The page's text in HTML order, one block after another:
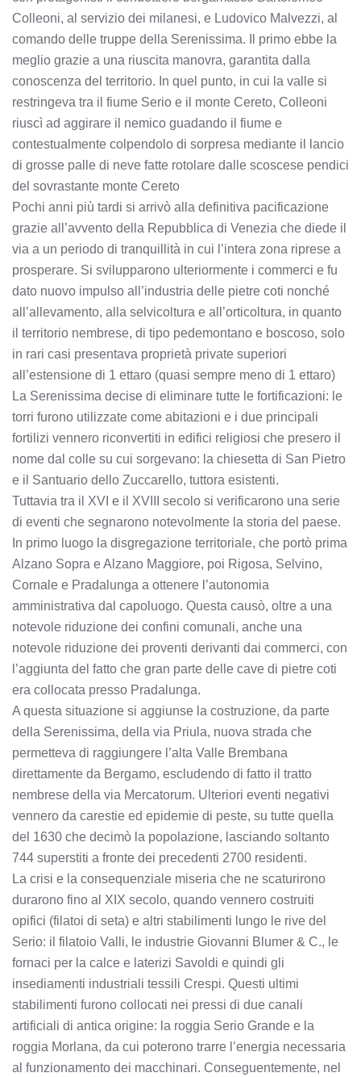
Colleoni, al servizio dei milanesi, e Ludovico Malvezzi, al
comando delle truppe della Serenissima. Il primo ebbe la
meglio grazie a una riuscita manovra, garantita dalla
conoscenza del territorio. In quel punto, in cui la valle si
restringeva tra il fiume Serio e il monte Cereto, Colleoni
riuscì ad aggirare il nemico guadando il fiume e
contestualmente colpendolo di sorpresa mediante il lancio
di grosse palle di neve fatte rotolare dalle scoscese pendici
del sovrastante monte Cereto
Pochi anni più tardi si arrivò alla definitiva pacificazione
grazie all’avvento della Repubblica di Venezia che diede il
via a un periodo di tranquillità in cui l’intera zona riprese a
prosperare. Si svilupparono ulteriormente i commerci e fu
dato nuovo impulso all’industria delle pietre coti nonché
all’allevamento, alla selvicoltura e all’orticoltura, in quanto
il territorio nembrese, di tipo pedemontano e boscoso, solo
in rari casi presentava proprietà private superiori
all’estensione di 1 ettaro (quasi sempre meno di 1 ettaro)
La Serenissima decise di eliminare tutte le fortificazioni: le
torri furono utilizzate come abitazioni e i due principali
fortilizi vennero riconvertiti in edifici religiosi che presero il
nome dal colle su cui sorgevano: la chiesetta di San Pietro
e il Santuario dello Zuccarello, tuttora esistenti.
Tuttavia tra il XVI e il XVIII secolo si verificarono una serie
di eventi che segnarono notevolmente la storia del paese.
In primo luogo la disgregazione territoriale, che portò prima
Alzano Sopra e Alzano Maggiore, poi Rigosa, Selvino,
Cornale e Pradalunga a ottenere l’autonomia
amministrativa dal capoluogo. Questa causò, oltre a una
notevole riduzione dei confini comunali, anche una
notevole riduzione dei proventi derivanti dai commerci, con
l’aggiunta del fatto che gran parte delle cave di pietre coti
era collocata presso Pradalunga.
A questa situazione si aggiunse la costruzione, da parte
della Serenissima, della via Priula, nuova strada che
permetteva di raggiungere l’alta Valle Brembana
direttamente da Bergamo, escludendo di fatto il tratto
nembrese della via Mercatorum. Ulteriori eventi negativi
vennero da carestie ed epidemie di peste, su tutte quella
del 1630 che decimò la popolazione, lasciando soltanto
744 superstiti a fronte dei precedenti 2700 residenti.
La crisi e la consequenziale miseria che ne scaturirono
durarono fino al XIX secolo, quando vennero costruiti
opifici (filatoi di seta) e altri stabilimenti lungo le rive del
Serio: il filatoio Valli, le industrie Giovanni Blumer & C., le
fornaci per la calce e laterizi Savoldi e quindi gli
insediamenti industriali tessili Crespi. Questi ultimi
stabilimenti furono collocati nei pressi di due canali
artificiali di antica origine: la roggia Serio Grande e la
roggia Morlana, da cui poterono trarre l’energia necessaria
al funzionamento dei macchinari. Conseguentemente, nel